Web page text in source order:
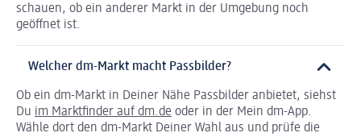
schauen, ob ein anderer Markt in der Umgebung noch
geöffnet ist.
Welcher dm-Markt macht Passbilder?
Ob ein dm-Markt in Deiner Nähe Passbilder anbietet, siehst
Du im Marktfinder auf dm.de oder in der Mein dm-App.
Wähle dort den dm-Markt Deiner Wahl aus und prüfe die